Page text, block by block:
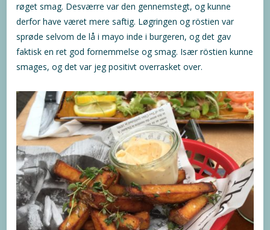
røget smag. Desværre var den gennemstegt, og kunne
derfor have været mere saftig. Løgringen og röstien var
sprøde selvom de lå i mayo inde i burgeren, og det gav
faktisk en ret god fornemmelse og smag. Især röstien kunne
smages, og det var jeg positivt overrasket over.